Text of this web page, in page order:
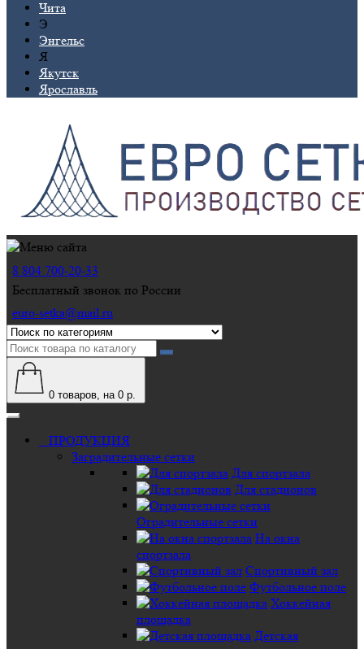
Чита
Э
Энгельс
Я
Якутск
Ярославль
8 804 700-20-33
Бесплатный звонок по России
euro-setka@mail.ru
0 товаров, на 0 р.
ПРОДУКЦИЯ
Заградительные сетки
Для спортзала
Для стадионов
Оградительные сетки
На окна
спортзала
Спортивный зал
Футбольное поле
Хоккейная
площадка
Детская